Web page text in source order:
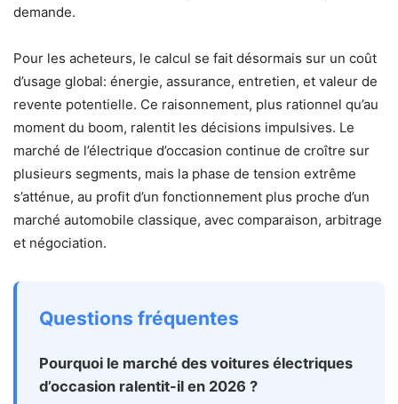
demande.
Pour les acheteurs, le calcul se fait désormais sur un coût
d’usage global: énergie, assurance, entretien, et valeur de
revente potentielle. Ce raisonnement, plus rationnel qu’au
moment du boom, ralentit les décisions impulsives. Le
marché de l’électrique d’occasion continue de croître sur
plusieurs segments, mais la phase de tension extrême
s’atténue, au profit d’un fonctionnement plus proche d’un
marché automobile classique, avec comparaison, arbitrage
et négociation.
Questions fréquentes
Pourquoi le marché des voitures électriques
d’occasion ralentit-il en 2026 ?